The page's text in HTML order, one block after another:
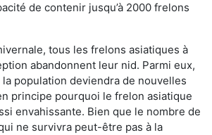
de contenir jusqu’à 2000 frelons
tous les frelons asiatiques à
abandonnent leur nid. Parmi eux,
population deviendra de nouvelles
principe pourquoi le frelon asiatique
envahissante. Bien que le nombre de
ne survivra peut-être pas à la